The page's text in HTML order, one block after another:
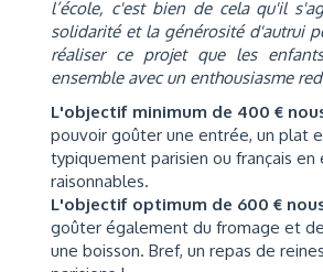
l’école, c'est bien de cela qu'il
solidarité et la générosité d'autrui
réaliser ce projet que les
ensemble avec un enthousiasme
L'objectif minimum de 400 €
pouvoir goûter une entrée, un plat
typiquement parisien ou français en
raisonnables.
L'objectif optimum de 600 €
goûter également du fromage et
une boisson. Bref, un repas de